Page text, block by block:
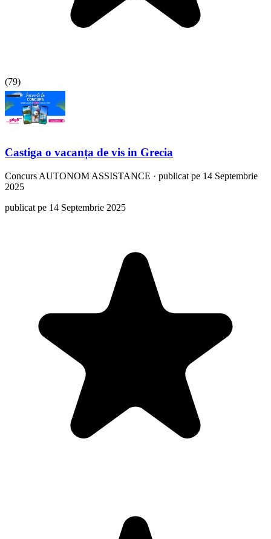
(79)
Castiga o vacanța de vis in Grecia
Concurs AUTONOM ASSISTANCE · publicat pe 14 Septembrie
2025
publicat pe 14 Septembrie 2025